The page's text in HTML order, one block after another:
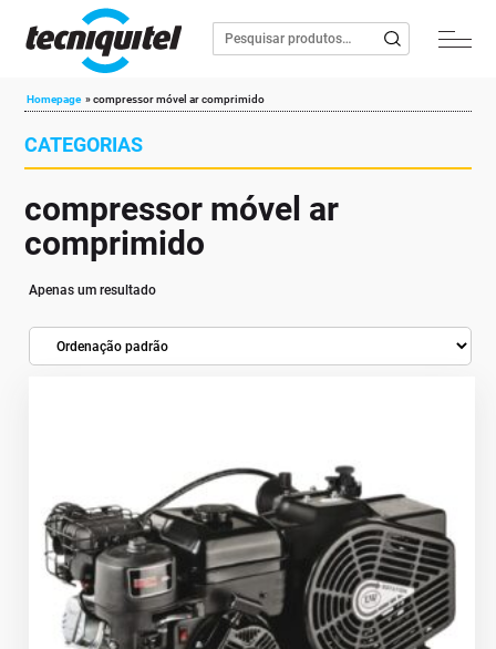
Homepage »compressor móvel ar comprimido
CATEGORIAS
compressor móvel ar
comprimido
Apenas um resultado